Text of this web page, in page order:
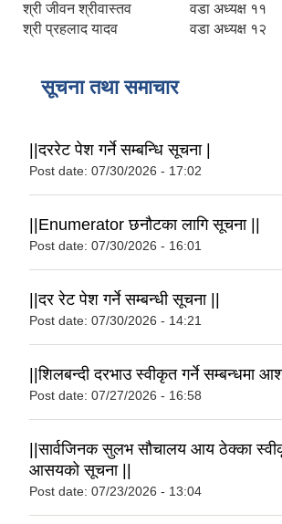
श्री जीवन श्रीवास्तव
वडा अध्यक्ष ११
श्री प्रहलाद यादव
वडा अध्यक्ष १२
सूचना तथा समाचार
||दररेट पेश गर्ने सम्बन्धि सूचना |
Post date: 07/30/2026 - 17:02
||Enumerator छनौटका लागि सूचना ||
Post date: 07/30/2026 - 16:01
||दर रेट पेश गर्ने सम्बन्धी सूचना ||
Post date: 07/30/2026 - 14:21
||शिलबन्दी दरभाउ स्वीकृत गर्ने सम्बन्धमा
Post date: 07/27/2026 - 16:58
||सार्वजिनक सुलभ सौचालय आय ठेक्का
आसयको सूचना ||
Post date: 07/23/2026 - 13:04